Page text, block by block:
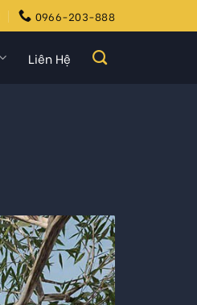
0966-203-888
Liên Hệ